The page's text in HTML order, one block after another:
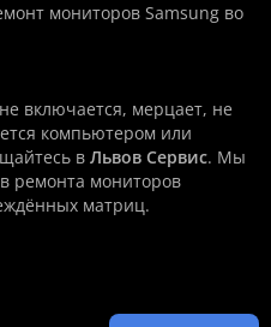
мониторов Samsung во
не включается, мерцает, не
компьютером или
в Львов Сервис. Мы
ремонта мониторов
матриц.